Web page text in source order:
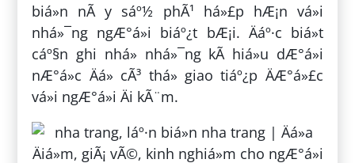
biá»n nÃ y sáº½ phÃ¹ há»£p hÆ¡n vá»i
nhá»¯ng ngÆ°á»i biáº¿t bÆ¡i. Äáº·c biá»t
cáº§n ghi nhá» nhá»¯ng kÃ­ hiá»u dÆ°á»i
nÆ°á»c Äá» cÃ³ thá» giao tiáº¿p ÄÆ°á»£c
vá»i ngÆ°á»i Äi kÃ¨m.